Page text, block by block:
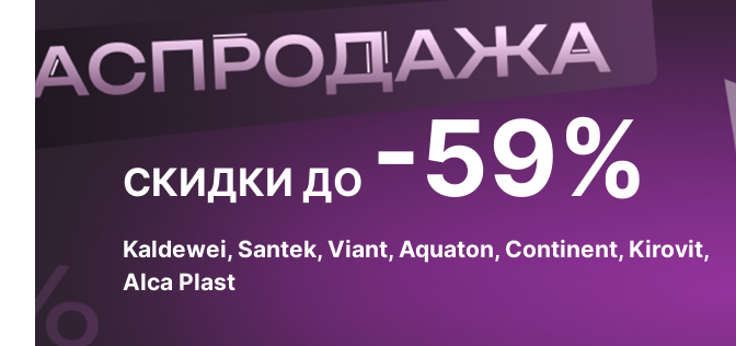
СКИДКИ ДО -59%
Kaldewei, Santek, Viant, Aquaton, Continent, Kirovit,
Alca Plast